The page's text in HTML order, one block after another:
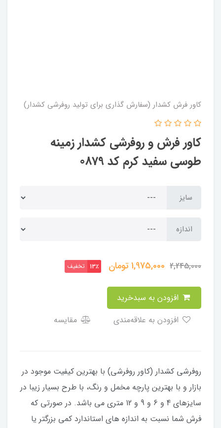
کاور فرش کشدار (سفارش گذاری برای تولید روفرشی کشدار)
کاور فرش و روفرشی کشدار زمینه
طوسی سفید کرم کد 0879
سایز
اندازه
2,245,000
1,975,000تومان 13٪ تخفیف
مقایسه
​​​​روفرشی کشدار (کاور روفرشی) با بهترین کیفیت موجود در
بازار و با بهترین پارچه مخمل و رنگ، با طرح بسیار زیبا در
سایزهای 4 و 6 و 9 و 12 متری می باشد. در صورتی که
فرش شما نسبت به اندازه های استاندارد کمی بزرگتر یا